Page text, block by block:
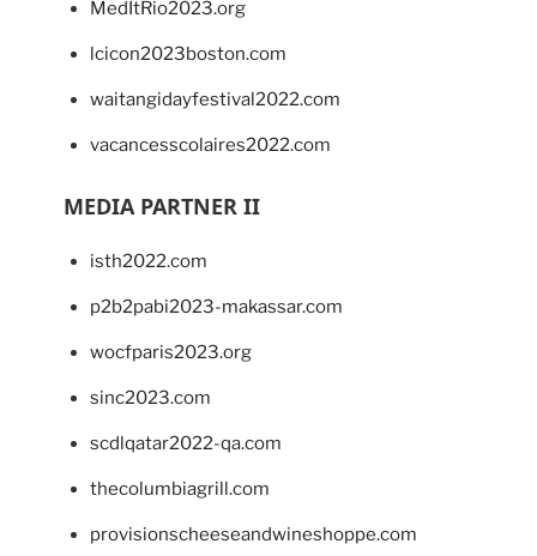
MedItRio2023.org
lcicon2023boston.com
waitangidayfestival2022.com
vacancesscolaires2022.com
MEDIA PARTNER II
isth2022.com
p2b2pabi2023-makassar.com
wocfparis2023.org
sinc2023.com
scdlqatar2022-qa.com
thecolumbiagrill.com
provisionscheeseandwineshoppe.com